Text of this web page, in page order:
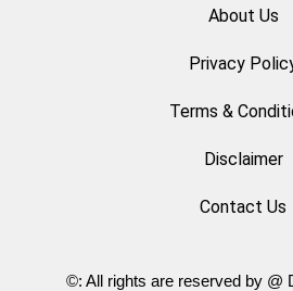
About Us
Privacy
Terms &
Disclaimer
Contact Us
©: All rights are reserved by @